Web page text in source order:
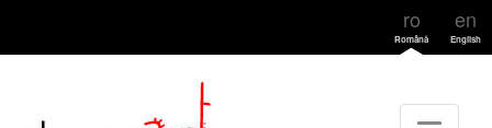
ro
Română
en
English